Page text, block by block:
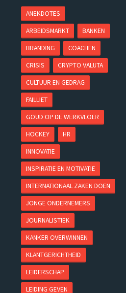
ANEKDOTES
ARBEIDSMARKT
BANKEN
BRANDING
COACHEN
CRISIS
CRYPTO VALUTA
CULTUUR EN GEDRAG
FAILLIET
GOUD OP DE WERKVLOER
HOCKEY
HR
INNOVATIE
INSPIRATIE EN MOTIVATIE
INTERNATIONAAL ZAKEN DOEN
JONGE ONDERNEMERS
JOURNALISTIEK
KANKER OVERWINNEN
KLANTGERICHTHEID
LEIDERSCHAP
LEIDING GEVEN